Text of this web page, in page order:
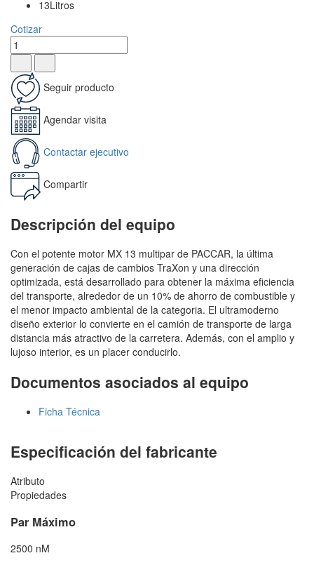
13Litros
Cotizar
Seguir producto
Agendar visita
Contactar ejecutivo
Compartir
Descripción del equipo
Con el potente motor MX 13 multipar de PACCAR, la última
generación de cajas de cambios TraXon y una dirección
optimizada, está desarrollado para obtener la máxima eficiencia
del transporte, alrededor de un 10% de ahorro de combustible y
el menor impacto ambiental de la categoria. El ultramoderno
diseño exterior lo convierte en el camión de transporte de larga
distancia más atractivo de la carretera. Además, con el amplio y
lujoso interior, es un placer conducirlo.
Documentos asociados al equipo
Ficha Técnica
Especificación del fabricante
Atributo
Propiedades
Par Máximo
2500 nM